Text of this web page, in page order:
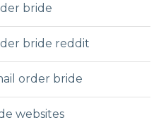
bride
bride reddit
order bride
websites